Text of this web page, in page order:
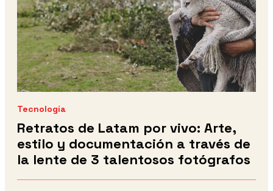
Tecnología
Retratos de Latam por vivo: Arte,
estilo y documentación a través de
la lente de 3 talentosos fotógrafos